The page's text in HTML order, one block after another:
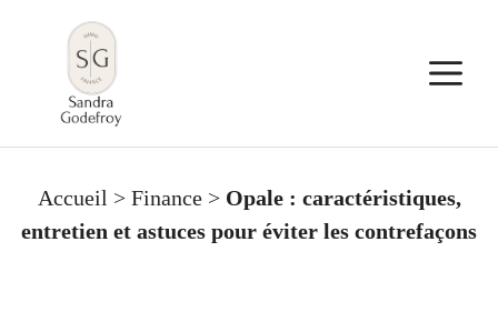
contenu
Accueil > Finance> Opale : caractéristiques,
entretien et astuces pour éviter les contrefaçons